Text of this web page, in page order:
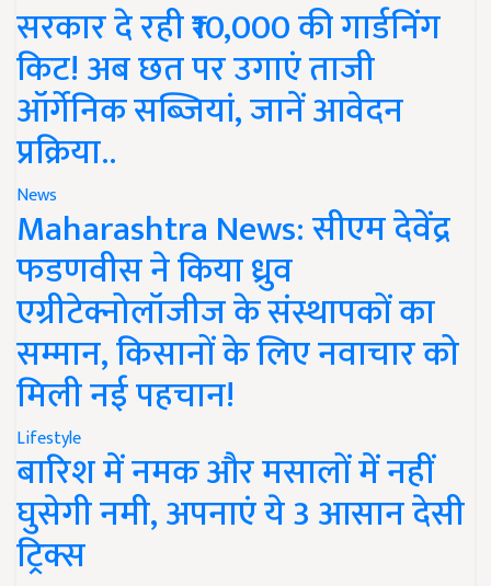
सरकार दे रही ₹10,000 की गार्डनिंग
किट! अब छत पर उगाएं ताजी
ऑर्गेनिक सब्जियां, जानें आवेदन
प्रक्रिया..
News
Maharashtra News: सीएम देवेंद्र
फडणवीस ने किया ध्रुव
एग्रीटेक्नोलॉजीज के संस्थापकों का
सम्मान, किसानों के लिए नवाचार को
मिली नई पहचान!
Lifestyle
बारिश में नमक और मसालों में नहीं
घुसेगी नमी, अपनाएं ये 3 आसान देसी
ट्रिक्स